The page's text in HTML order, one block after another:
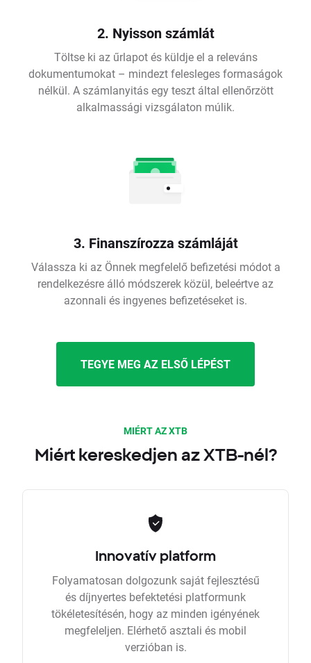
2. Nyisson számlát
Töltse ki az űrlapot és küldje el a releváns
dokumentumokat – mindezt felesleges formaságok
nélkül. A számlanyitás egy teszt által ellenőrzött
alkalmassági vizsgálaton múlik.
3. Finanszírozza számláját
Válassza ki az Önnek megfelelő befizetési módot a
rendelkezésre álló módszerek közül, beleértve az
azonnali és ingyenes befizetéseket is.
TEGYE MEG AZ ELSŐ LÉPÉST
MIÉRT AZ XTB
Miért kereskedjen az XTB-nél?
Innovatív platform
Folyamatosan dolgozunk saját fejlesztésű
és díjnyertes befektetési platformunk
tökéletesítésén, hogy az minden igényének
megfeleljen. Elérhető asztali és mobil
verzióban is.